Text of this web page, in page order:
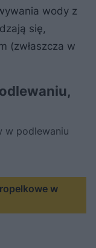
wody z
się,
(zwłaszcza w
w podlewaniu
w